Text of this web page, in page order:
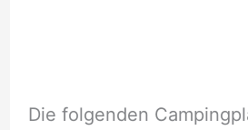
Die folgenden